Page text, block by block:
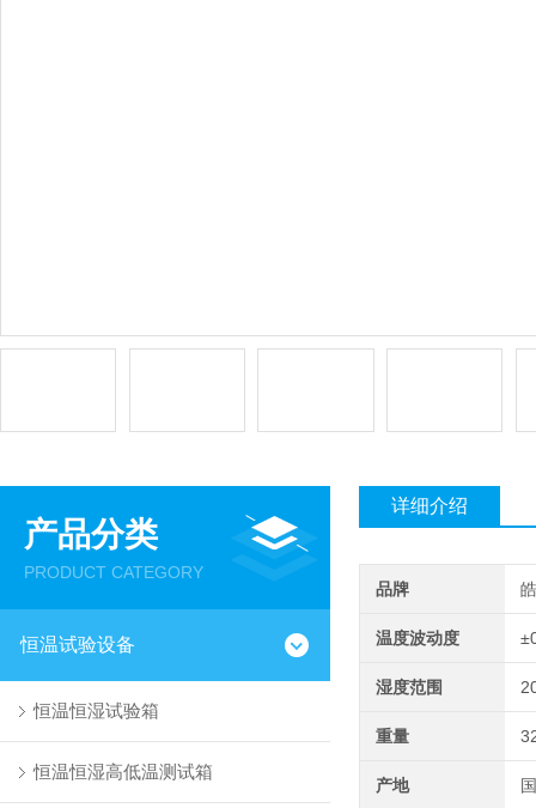
产品分类
PRODUCT CATEGORY
恒温试验设备
恒温恒湿试验箱
恒温恒湿高低温测试箱
详细介绍
品牌
温度波动度
湿度范围
重量
产地